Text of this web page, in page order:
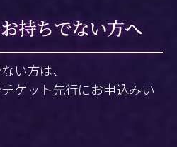
持ちでない方へ
い方は、
ケット先行にお申込みい